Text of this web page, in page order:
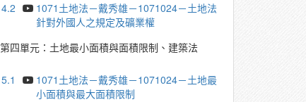
4.2
1071土地法－戴秀雄－1071024－土地法
針對外國人之規定及礦業權
第四單元：土地最小面積與面積限制、建築法
5.1
1071土地法－戴秀雄－1071024－土地最
小面積與最大面積限制